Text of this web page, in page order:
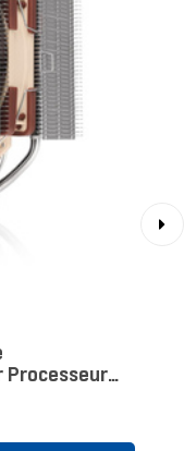
Processeur
Beige, Marron